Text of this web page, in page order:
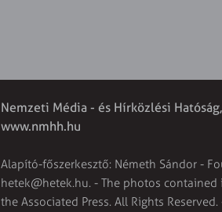
Nemzeti Média - és Hírközlési
www.nmhh.hu
Alapító-főszerkesztő: Németh Sándor -
hetek@hetek.hu. - The photos
the Associated Press. All Rights